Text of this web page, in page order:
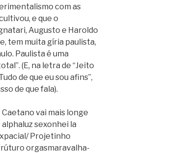
com as
e que o
Augusto e Haroldo
tem muita gíria paulista,
Paulista é uma
(E, na letra de “Jeito
de que eu sou afins”,
de que fala).
Caetano vai mais longe
sexonhei la
Projetinho
orgasmaravalha-